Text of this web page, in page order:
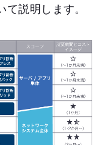
説明します。